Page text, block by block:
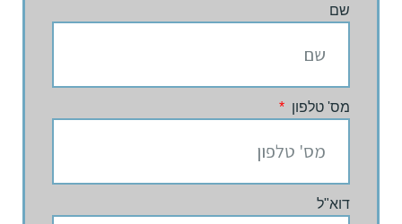
שם
מס' טלפון
דוא"ל